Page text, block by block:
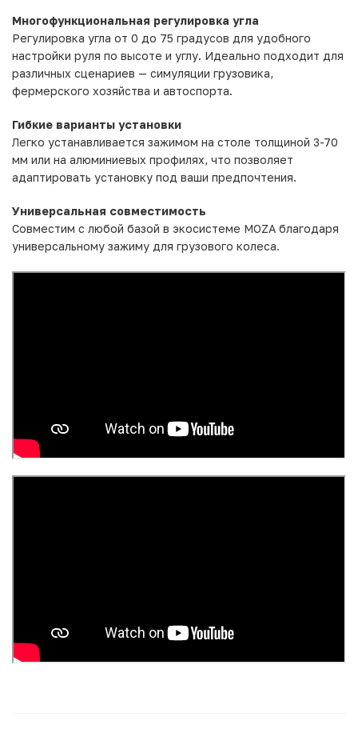
Многофункциональная регулировка угла
Регулировка угла от 0 до 75 градусов для удобного
настройки руля по высоте и углу. Идеально подходит для
различных сценариев — симуляции грузовика,
фермерского хозяйства и автоспорта.
Гибкие варианты установки
Легко устанавливается зажимом на столе толщиной 3-70
мм или на алюминиевых профилях, что позволяет
адаптировать установку под ваши предпочтения.
Универсальная совместимость
Совместим с любой базой в экосистеме MOZA благодаря
универсальному зажиму для грузового колеса.